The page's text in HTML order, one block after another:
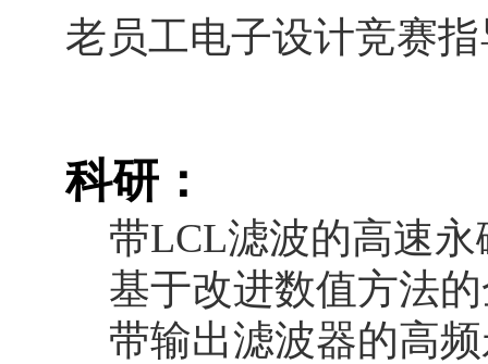
老员工电子设计竞赛
科研：
带LCL滤波的高速
基于改进数值方法的
带输出滤波器的高频